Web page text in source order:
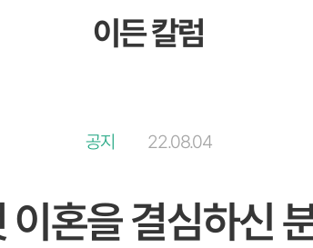
이든 칼럼
공지 22.08.04
혼을 결심하신